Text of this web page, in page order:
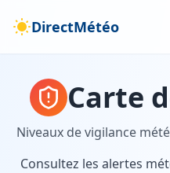
DirectMétéo
Carte
Niveaux de vigilance
Consultez les alertes